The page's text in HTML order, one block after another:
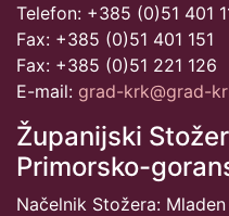
Telefon: +385 (0)51 401
Fax: +385 (0)51 401 151
Fax: +385 (0)51 221 126
E-mail: grad-krk@grad-
Županijski
Primorsko-
Načelnik Stožera: